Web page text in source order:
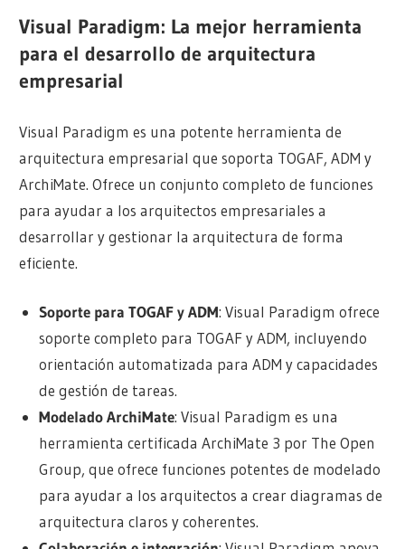
Visual Paradigm: La mejor herramienta
para el desarrollo de arquitectura
empresarial
Visual Paradigm es una potente herramienta de
arquitectura empresarial que soporta TOGAF, ADM y
ArchiMate. Ofrece un conjunto completo de funciones
para ayudar a los arquitectos empresariales a
desarrollar y gestionar la arquitectura de forma
eficiente.
Soporte para TOGAF y ADM: Visual Paradigm ofrece
soporte completo para TOGAF y ADM, incluyendo
orientación automatizada para ADM y capacidades
de gestión de tareas.
Modelado ArchiMate: Visual Paradigm es una
herramienta certificada ArchiMate 3 por The Open
Group, que ofrece funciones potentes de modelado
para ayudar a los arquitectos a crear diagramas de
arquitectura claros y coherentes.